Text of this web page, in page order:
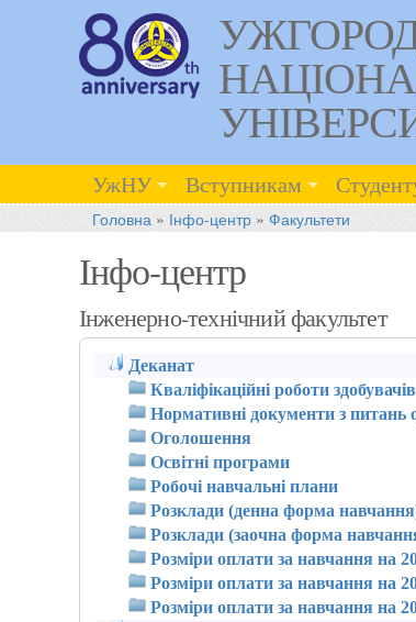
УжНУ Вступникам
Головна » Інфо-центр» Факультети
Інфо-центр
Інженерно-технічний факультет
Деканат
Кваліфікаційні роботи
Нормативні документи з питань
Оголошення
Освітні програми
Робочі навчальні плани
Розклади (денна форма
Розклади (заочна форма
Розміри оплати за навчання на
Розміри оплати за навчання на
Розміри оплати за навчання на